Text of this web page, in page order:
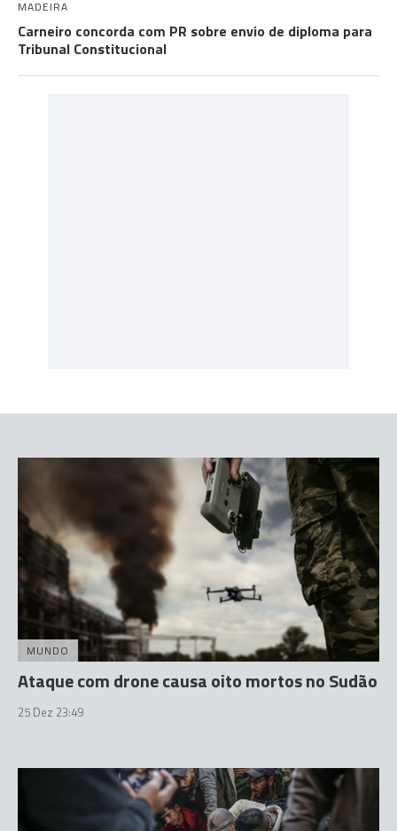
MADEIRA
Carneiro concorda com PR sobre envio de diploma para
Tribunal Constitucional
MUNDO
Ataque com drone causa oito mortos no Sudão
25 Dez 23:49